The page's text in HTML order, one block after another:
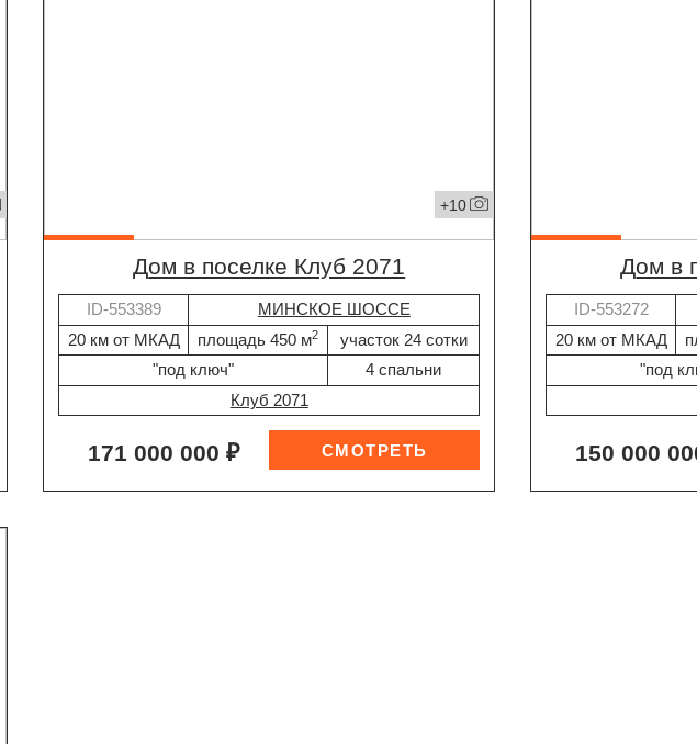
+10
дом в поселке Клуб 2071
ID-553389
МИНСКОЕ ШОССЕ
20 км от МКАД
площадь 450 м2
участок 24 сотки
"под ключ"
4 спальни
Клуб 2071
171 000 000 ₽
дом в
ID-553272
20 км от МКАД
"под
150 000